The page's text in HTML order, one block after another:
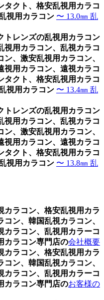
タクト、格安乱視用カラコ
視用カラコン 〜 13.0㎜ 乱
トレンズの乱視用カラコン
視用カラコン、乱視カラコ
、激安乱視用カラコン、
視用カラコン、遠視カラコ
タクト、格安乱視用カラコ
視用カラコン 〜 13.4㎜ 乱
トレンズの乱視用カラコン
視用カラコン、乱視カラコ
、激安乱視用カラコン、
視用カラコン、遠視カラコ
タクト、格安乱視用カラコ
視用カラコン 〜 13.8㎜ 乱
カラコン、格安乱視用カラ
ン、韓国乱視カラコン、
カラコン、乱視用カラーコ
カラコン専門店の会社概要
カラコン、格安乱視用カラ
ン、韓国乱視カラコン、
カラコン、乱視用カラーコ
カラコン専門店のお客様の